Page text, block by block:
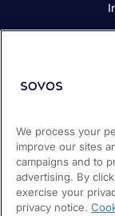
We process your
improve our sites
campaigns and to
advertising. By
exercise your
privacy notice.